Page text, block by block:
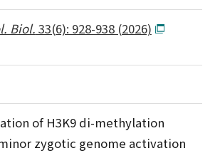
Biol. 33(6): 928-938 (2026)
of H3K9 di-methylation
zygotic genome activation